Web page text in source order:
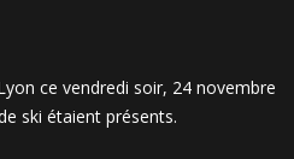
ce vendredi soir, 24 novembre
ski étaient présents.